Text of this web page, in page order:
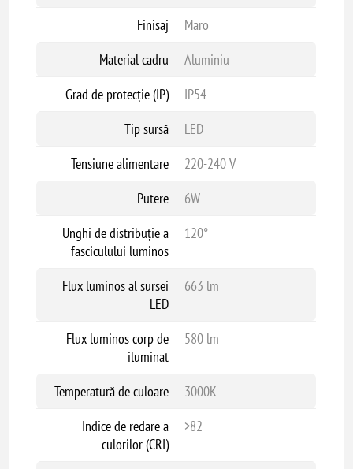
Finisaj
Maro
Material cadru
Aluminiu
Grad de protecție (IP)
IP54
Tip sursă
LED
Tensiune alimentare
220-240 V
Putere
6W
Unghi de distribuție a
fasciculului luminos
120°
Flux luminos al sursei
LED
663 lm
Flux luminos corp de
iluminat
580 lm
Temperatură de culoare
3000K
Indice de redare a
culorilor (CRI)
>82